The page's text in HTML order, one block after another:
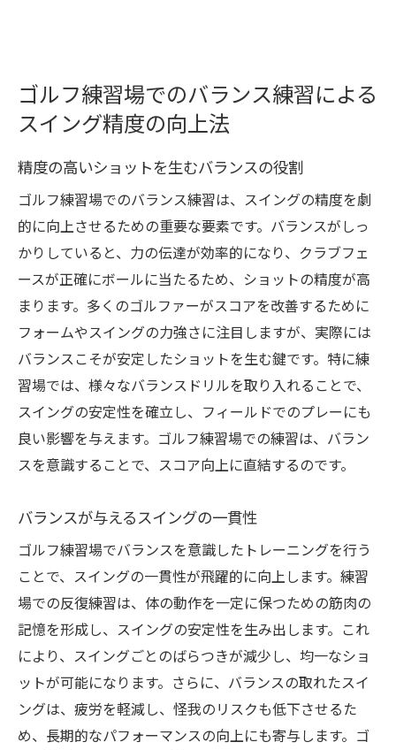
ゴルフ練習場でのバランス練習による
スイング精度の向上法
精度の高いショットを生むバランスの役割
ゴルフ練習場でのバランス練習は、スイングの精度を劇
的に向上させるための重要な要素です。バランスがしっ
かりしていると、力の伝達が効率的になり、クラブフェ
ースが正確にボールに当たるため、ショットの精度が高
まります。多くのゴルファーがスコアを改善するために
フォームやスイングの力強さに注目しますが、実際には
バランスこそが安定したショットを生む鍵です。特に練
習場では、様々なバランスドリルを取り入れることで、
スイングの安定性を確立し、フィールドでのプレーにも
良い影響を与えます。ゴルフ練習場での練習は、バラン
スを意識することで、スコア向上に直結するのです。
バランスが与えるスイングの一貫性
ゴルフ練習場でバランスを意識したトレーニングを行う
ことで、スイングの一貫性が飛躍的に向上します。練習
場での反復練習は、体の動作を一定に保つための筋肉の
記憶を形成し、スイングの安定性を生み出します。これ
により、スイングごとのばらつきが減少し、均一なショ
ットが可能になります。さらに、バランスの取れたスイ
ングは、疲労を軽減し、怪我のリスクも低下させるた
め、長期的なパフォーマンスの向上にも寄与します。ゴ